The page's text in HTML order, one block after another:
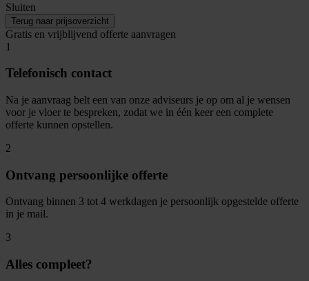
Sluiten
Terug naar prijsoverzicht
Gratis en vrijblijvend offerte aanvragen
1
Telefonisch contact
Na je aanvraag belt een van onze adviseurs je op om al je wensen
voor je vloer te bespreken, zodat we in één keer een complete
offerte kunnen opstellen.
2
Ontvang persoonlijke offerte
Ontvang binnen 3 tot 4 werkdagen je persoonlijk opgestelde offerte
in je mail.
3
Alles compleet?